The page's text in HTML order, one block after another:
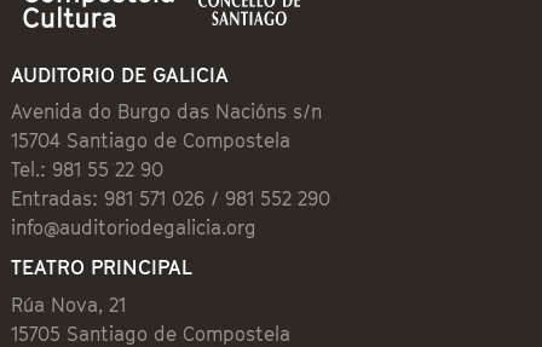
AUDITORIO DE GALICIA
Avenida do Burgo das Nacións s/n
15704 Santiago de Compostela
Tel.: 981 55 22 90
Entradas: 981 571 026 / 981 552 290
info@auditoriodegalicia.org
TEATRO PRINCIPAL
Rúa Nova, 21
15705 Santiago de Compostela